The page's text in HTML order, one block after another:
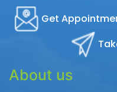
Get
About us